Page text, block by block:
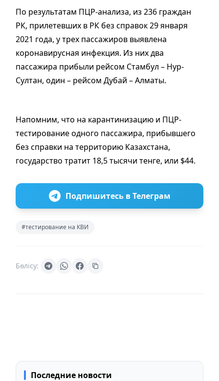
По результатам ПЦР-анализа, из 236 граждан
РК, прилетевших в РК без справок 29 января
2021 года, у трех пассажиров выявлена
коронавирусная инфекция. Из них два
пассажира прибыли рейсом Стамбул – Нур-
Султан, один – рейсом Дубай – Алматы.
Напомним, что на карантинизацию и ПЦР-
тестирование одного пассажира, прибывшего
без справки на территорию Казахстана,
государство тратит 18,5 тысячи тенге, или $44.
Подпишитесь в Телеграм
#тестирование на КВИ
Бөлісу:
Последние новости